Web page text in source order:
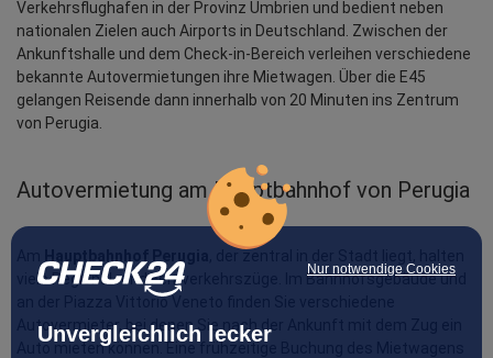
Nur notwendige Cookies
Unvergleichlich lecker
Verkehrsflughafen in der Provinz Umbrien und bedient neben
nationalen Zielen auch Airports in Deutschland. Zwischen der
Ankunftshalle und dem Check-in-Bereich verleihen verschiedene
bekannte Autovermietungen ihre Mietwagen. Über die E45
gelangen Reisende dann innerhalb von 20 Minuten ins Zentrum
von Perugia.
Autovermietung am Hauptbahnhof von Perugia
viele Regional- und Fernverkehrszüge. Im Bahnhofsgebäude und
an der Piazza Vittorio Veneto finden Sie verschiedene
Autovermieter, bei denen Sie nach der Ankunft mit dem Zug ein
Auto mieten können. Eine frühzeitige Buchung des Mietwagens